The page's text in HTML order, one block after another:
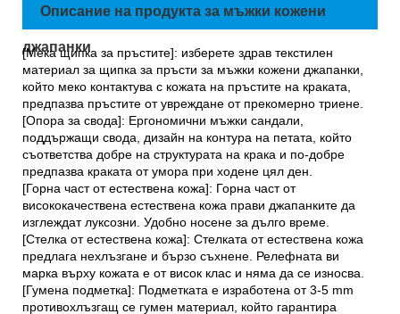
Описание на продукта за мъжки кожени
джапанки
[Мека щипка за пръстите]: изберете здрав текстилен
материал за щипка за пръсти за мъжки кожени джапанки,
който меко контактува с кожата на пръстите на краката,
предпазва пръстите от увреждане от прекомерно триене.
[Опора за свода]: Ергономични мъжки сандали,
поддържащи свода, дизайн на контура на петата, който
съответства добре на структурата на крака и по-добре
предпазва краката от умора при ходене цял ден.
[Горна част от естествена кожа]: Горна част от
висококачествена естествена кожа прави джапанките да
изглеждат луксозни. Удобно носене за дълго време.
[Стелка от естествена кожа]: Стелката от естествена кожа
предлага нехлъзгане и бързо съхнене. Релефната ви
марка върху кожата е от висок клас и няма да се износва.
[Гумена подметка]: Подметката е изработена от 3-5 mm
противохлъзгащ се гумен материал, който гарантира